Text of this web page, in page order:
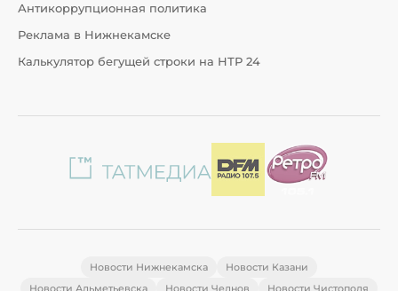
Антикоррупционная политика
Реклама в Нижнекамске
Калькулятор бегущей строки на НТР 24
Новости Нижнекамска
Новости Казани
Новости Альметьевска
Новости Челнов
Новости Чистополя